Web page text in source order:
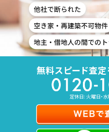
無料スピード査定
定休日: 火曜日・